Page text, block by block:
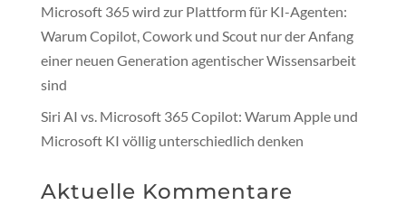
Microsoft 365 wird zur Plattform für KI-Agenten:
Warum Copilot, Cowork und Scout nur der Anfang
einer neuen Generation agentischer Wissensarbeit
sind
Siri AI vs. Microsoft 365 Copilot: Warum Apple und
Microsoft KI völlig unterschiedlich denken
Aktuelle Kommentare